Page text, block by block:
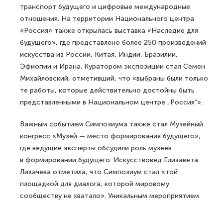
транспорт будущего и цифровые международные
отношения. На территории Национального центра
«Россия» также открылась выставка «Наследие для
будущего», где представлено более 250 произведений
искусства из России, Китая, Индии, Бразилии,
Эфиопии и Ирана. Куратором экспозиции стал Семен
Михайловский, отметивший, что «выбраны были только
те работы, которые действительно достойны быть
представленными в Национальном центре „Россия“».
Важным событием Симпозиума также стал Музейный
конгресс «Музей — место формирования будущего»,
где ведущие эксперты обсудили роль музеев
в формировании будущего. Искусствовед Елизавета
Лихачева отметила, что Симпозиум стал «той
площадкой для диалога, которой мировому
сообществу не хватало». Уникальным мероприятием